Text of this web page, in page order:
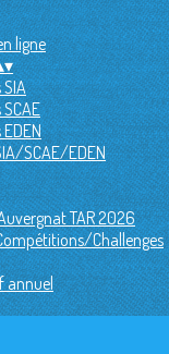
ligne
▾
SCAE/EDEN
TAR 2026
Challenges
annuel